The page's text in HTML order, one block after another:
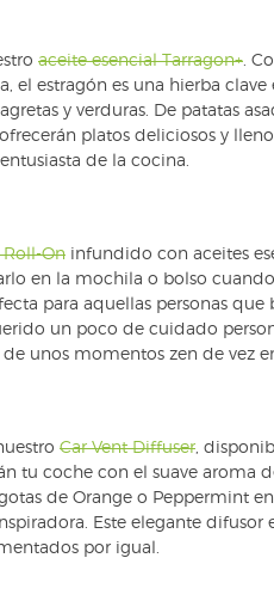
aceite esencial Tarragon+.
el estragón es una hierba clave
y verduras. De patatas
platos deliciosos y
de la cocina.
On infundido con aceites
en la mochila o bolso
para aquellas personas
un poco de cuidado
unos momentos zen de vez
Car Vent Diffuser,
tu coche con el suave aroma
de Orange o Peppermint
Este elegante difusor
por igual.